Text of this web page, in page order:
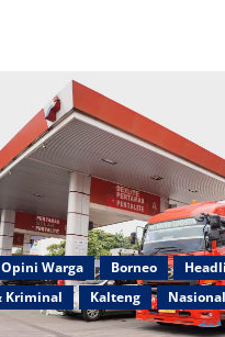
Warga Borneo
Kriminal
Kalteng Nasional